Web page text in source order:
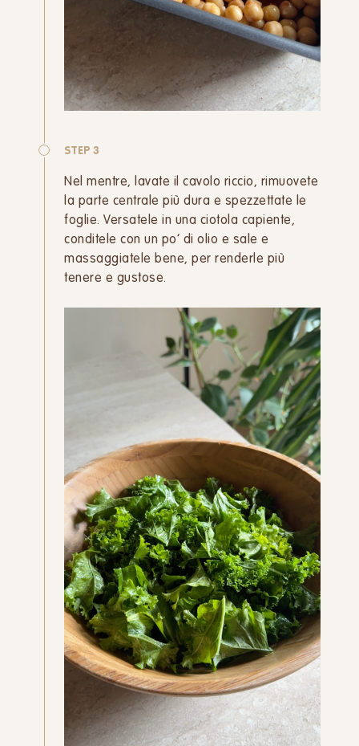
STEP 3
Nel mentre, lavate il cavolo riccio, rimuovete
la parte centrale più dura e spezzettate le
foglie. Versatele in una ciotola capiente,
conditele con un po’ di olio e sale e
massaggiatele bene, per renderle più
tenere e gustose.